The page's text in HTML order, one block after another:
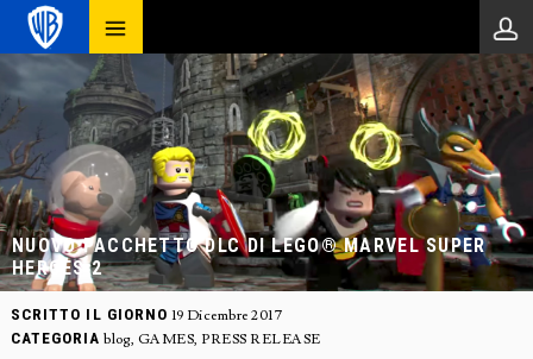
NUOVO PACCHETTO DLC DI LEGO® MARVEL SUPER
HEROES 2
SCRITTO IL GIORNO 19 Dicembre 2017
CATEGORIA blog, GAMES, PRESS RELEASE